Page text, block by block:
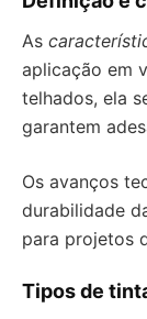
As
aplicação em
telhados, ela
garantem
Os avanços
durabilidade
para projetos
Tipos de